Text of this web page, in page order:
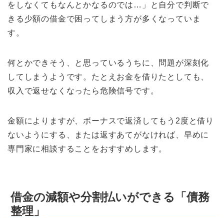
をしなくてもなんとかなるのでは…」と自分で判断で
きる少額の借金で困ってしまう方が多くなっていま
す。
何とかできそう、と思っているうちに、問題が深刻化
してしまうようです。たとえお金を借りたとしても、
収入で返せなくなったら危険信号です。
金額によりますが、ボーナスで返済してもう2度と借り
ないようにする、または返すあてがなければ、早めに
専門家に相談することをおすすめします。
借金の減額や分割払いができる「債務
整理」